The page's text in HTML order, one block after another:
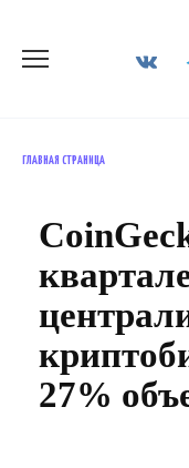
содержанию
ГЛАВНАЯ СТРАНИЦА
27%